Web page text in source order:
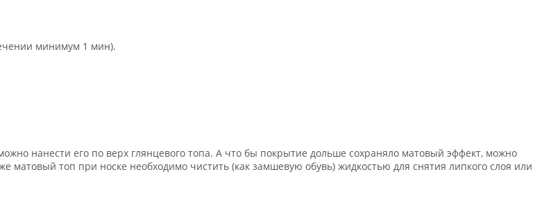
минимум 1 мин).
нанести его по верх глянцевого топа. А что бы покрытие дольше сохраняло матовый эффект, можно
матовый топ при носке необходимо чистить (как замшевую обувь) жидкостью для снятия липкого слоя или